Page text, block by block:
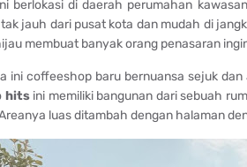
berlokasi di daerah perumahan
jauh dari pusat kota dan mudah di
membuat banyak orang penasaran
ini coffeeshop baru bernuansa sejuk
hitsini memiliki bangunan dari sebuah
luas ditambah dengan halaman